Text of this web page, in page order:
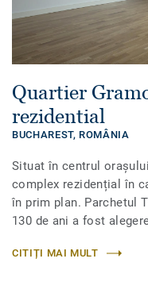
Quartier
rezidential
BUCHAREST, ROMÂNIA
Situat în centrul
complex rezidențial în
în prim plan. Parchetul
130 de ani a fost
CITIȚI MAI MULT